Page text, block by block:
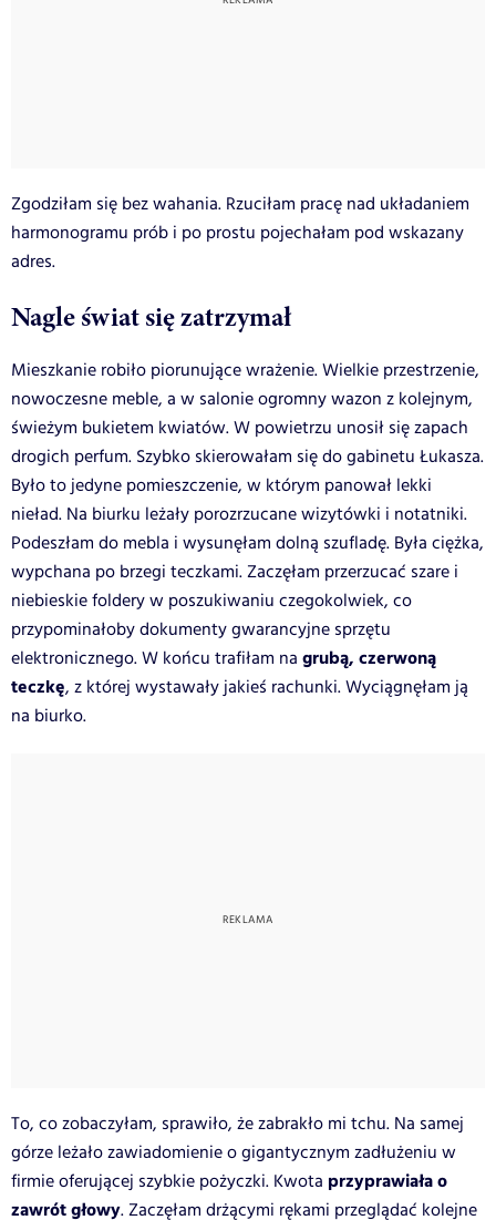
Zgodziłam się bez wahania. Rzuciłam pracę nad układaniem
harmonogramu prób i po prostu pojechałam pod wskazany
adres.
Nagle świat się zatrzymał
Mieszkanie robiło piorunujące wrażenie. Wielkie przestrzenie,
nowoczesne meble, a w salonie ogromny wazon z kolejnym,
świeżym bukietem kwiatów. W powietrzu unosił się zapach
drogich perfum. Szybko skierowałam się do gabinetu Łukasza.
Było to jedyne pomieszczenie, w którym panował lekki
nieład. Na biurku leżały porozrzucane wizytówki i notatniki.
Podeszłam do mebla i wysunęłam dolną szufladę. Była ciężka,
wypchana po brzegi teczkami. Zaczęłam przerzucać szare i
niebieskie foldery w poszukiwaniu czegokolwiek, co
przypominałoby dokumenty gwarancyjne sprzętu
elektronicznego. W końcu trafiłam na grubą, czerwoną
teczkę, z której wystawały jakieś rachunki. Wyciągnęłam ją
na biurko.
To, co zobaczyłam, sprawiło, że zabrakło mi tchu. Na samej
górze leżało zawiadomienie o gigantycznym zadłużeniu w
firmie oferującej szybkie pożyczki. Kwota przyprawiała o
zawrót głowy. Zaczęłam drżącymi rękami przeglądać kolejne